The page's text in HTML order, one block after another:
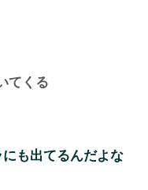
てくる
も出てるんだよな